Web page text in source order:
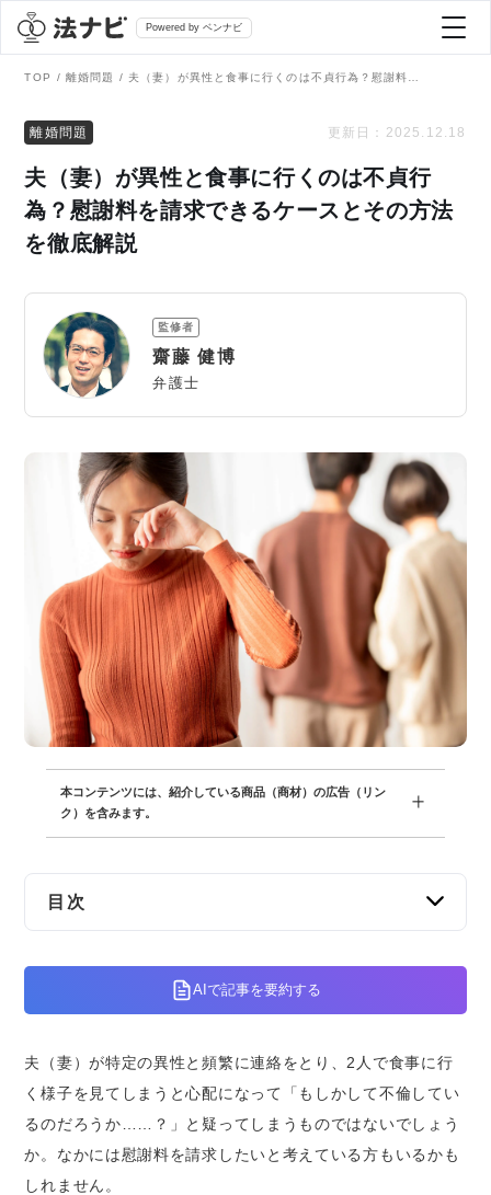
Powered by ベンナビ
全て
法律相談
刑事事件
債務整理
交通事故
遺産相続
労働問題
債権回収
IT・ネット
資金調達
弁護士を探す
AI Search Premium
掲載をご検討の弁護士の方へ
TOP 離婚問題
離婚問題 更新日： 2025.12.18
夫（妻）が異性と食事に行くのは不貞行
為？慰謝料を請求できるケースとその方法
を徹底解説
監修者
齋藤 健博
弁護士
本コンテンツには、紹介している商品（商材）の広告（リン
ク）を含みます。
目次
る？浮気や不倫の定義とは？
「不貞行為」の定義とは？
夫（妻）が異性と食事しただけでも「不貞行
為」になり得る2つの事例
浮気相手の自宅で食事した場合
AIで記事を要約する
夫（妻）が特定の異性と頻繁に連絡をとり、2人で食事に行
く様子を見てしまうと心配になって「もしかして不倫してい
るのだろうか……？」と疑ってしまうものではないでしょう
か。なかには慰謝料を請求したいと考えている方もいるかも
しれません。